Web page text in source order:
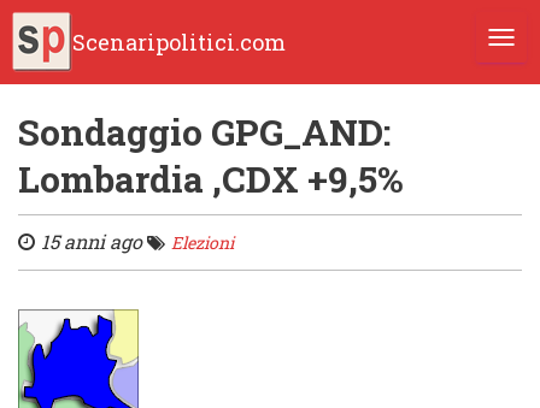
Scenaripolitici.com
Sondaggio GPG_AND:
Lombardia ,CDX +9,5%
15 anni ago Elezioni